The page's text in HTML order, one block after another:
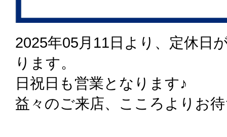
2025年05月11日より、定休日
ります。
日祝日も営業となります♪
益々のご来店、こころよりお